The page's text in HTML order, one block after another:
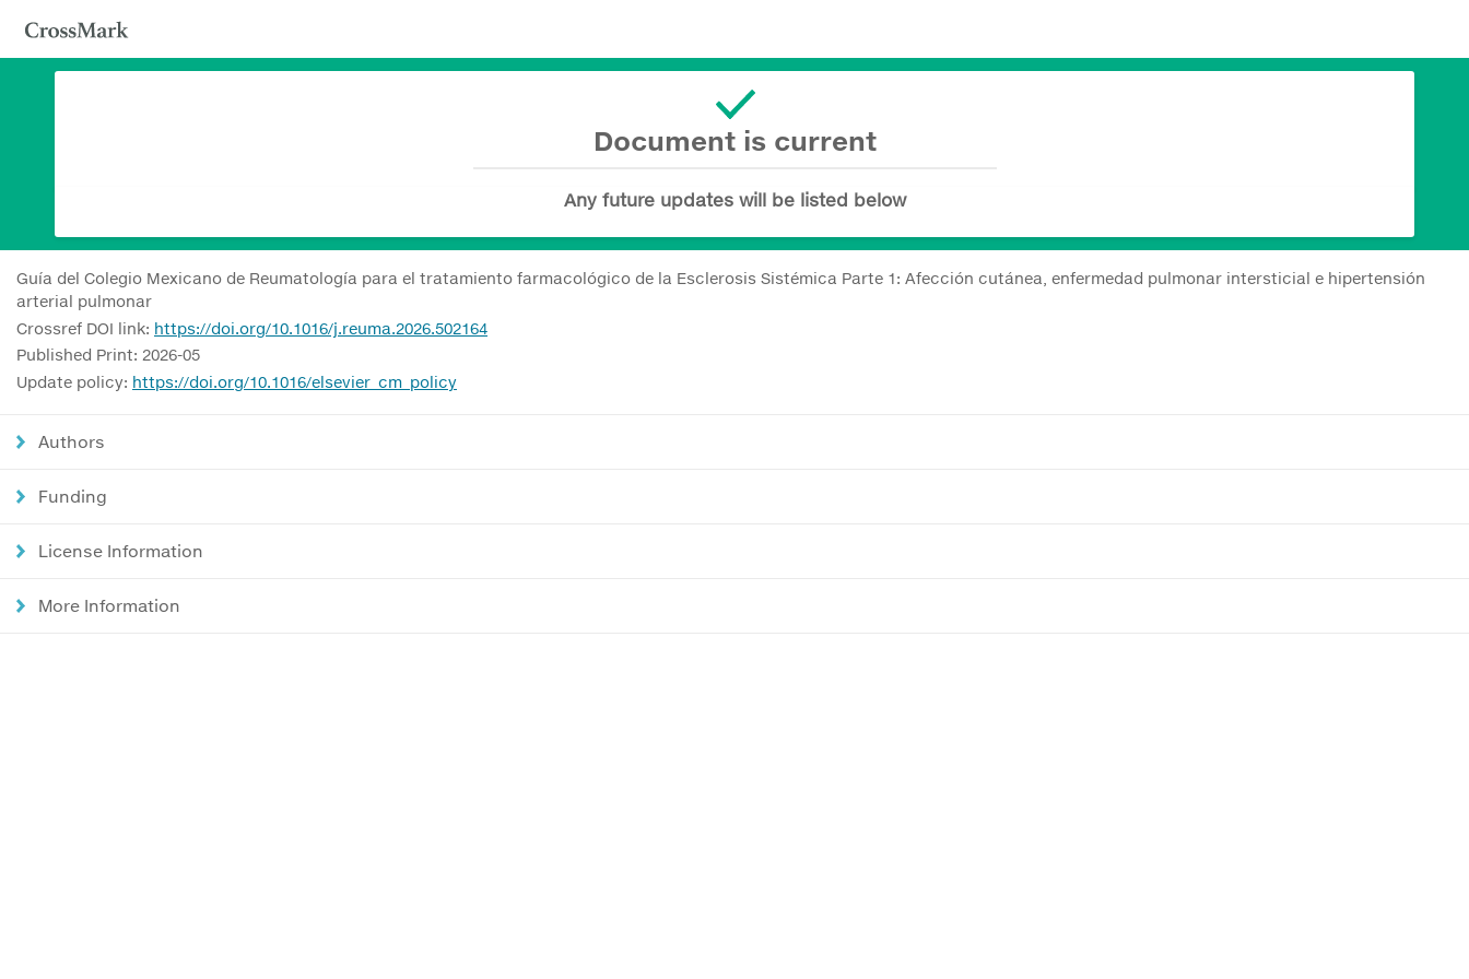
Document is current
Any future updates will be listed below
Guía del Colegio Mexicano de Reumatología para el tratamiento farmacológico de la Esclerosis Sistémica Parte 1: Afección cutánea, enfermedad pulmonar intersticial e hipertensión
arterial pulmonar
Crossref DOI link: https://doi.org/10.1016/j.reuma.2026.502164
Published Print: 2026-05
Update policy: https://doi.org/10.1016/elsevier_cm_policy
Authors
Funding
License Information
More Information